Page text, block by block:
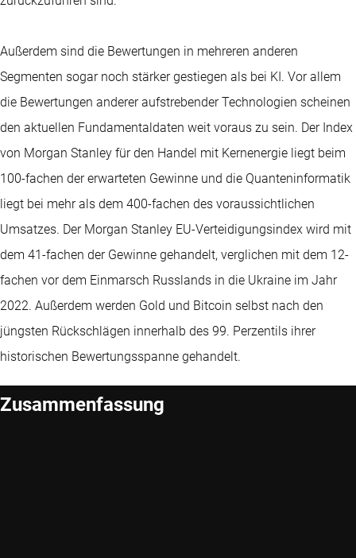
Außerdem sind die Bewertungen in mehreren anderen
Segmenten sogar noch stärker gestiegen als bei KI. Vor allem
die Bewertungen anderer aufstrebender Technologien scheinen
den aktuellen Fundamentaldaten weit voraus zu sein. Der Index
von Morgan Stanley für den Handel mit Kernenergie liegt beim
100-fachen der erwarteten Gewinne und die Quanteninformatik
liegt bei mehr als dem 400-fachen des voraussichtlichen
Umsatzes. Der Morgan Stanley EU-Verteidigungsindex wird mit
dem 41-fachen der Gewinne gehandelt, verglichen mit dem 12-
fachen vor dem Einmarsch Russlands in die Ukraine im Jahr
2022. Außerdem werden Gold und Bitcoin selbst nach den
jüngsten Rückschlägen innerhalb des 99. Perzentils ihrer
historischen Bewertungsspanne gehandelt.
Zusammenfassung